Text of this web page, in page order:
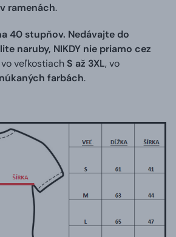
ramenách.
40 stupňov. Nedávajte do
naruby, NIKDY nie priamo cez
veľkostiach S až 3XL, vo
farbách.